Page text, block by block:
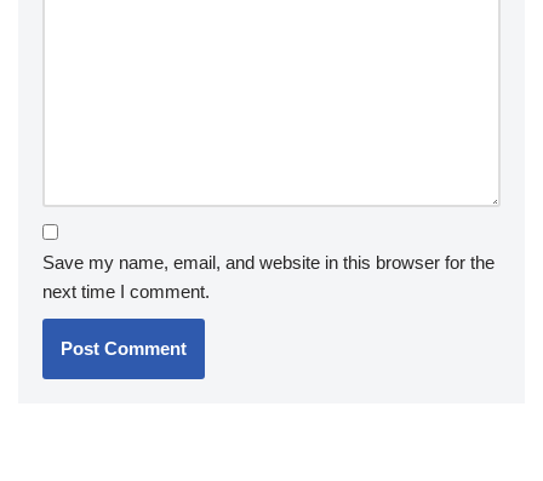
Save my name, email, and website in this browser for the
next time I comment.